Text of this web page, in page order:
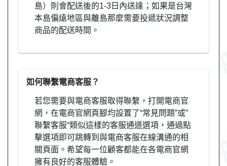
島）則會配送後的1-3日內送達；如果是台灣
本島偏遠地區與離島那麼需要投遞狀況調整
商品的配送時間。
如何聯繫電商客服？
若您需要與電商客服取得聯繫，打開電商官
網，在電商官網頁腳均設置了“常見問題”或”
聯繫客服“類似這樣的客服通道選項，通過點
擊選項即可跳轉到與電商客服在線溝通的相
關頁面。希望每一位顧客都能在各電商官網
擁有良好的客服體驗。